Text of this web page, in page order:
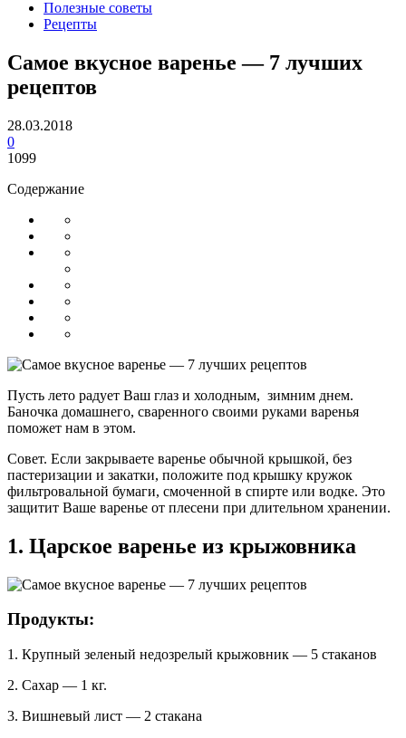
Полезные советы
Рецепты
Самое вкусное варенье — 7 лучших
рецептов
28.03.2018
0
1099
Содержание
Пусть лето радует Ваш глаз и холодным, зимним днем.
Баночка домашнего, сваренного своими руками варенья
поможет нам в этом.
Совет. Если закрываете варенье обычной крышкой, без
пастеризации и закатки, положите под крышку кружок
фильтровальной бумаги, смоченной в спирте или водке. Это
защитит Ваше варенье от плесени при длительном хранении.
1. Царское варенье из крыжовника
Продукты:
1. Крупный зеленый недозрелый крыжовник — 5 стаканов
2. Сахар — 1 кг.
3. Вишневый лист — 2 стакана